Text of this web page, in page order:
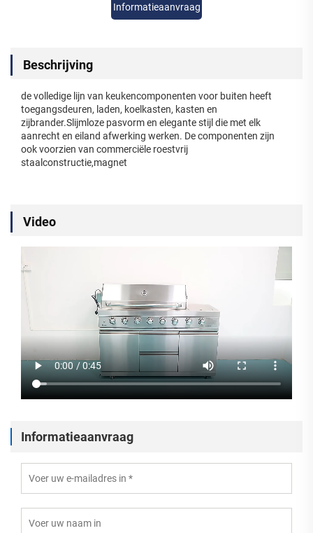
Informatieaanvraag
Beschrijving
de volledige lijn van keukencomponenten voor buiten heeft
toegangsdeuren, laden, koelkasten, kasten en
zijbrander.Slijmloze pasvorm en elegante stijl die met elk
aanrecht en eiland afwerking werken. De componenten zijn
ook voorzien van commerciële roestvrij
staalconstructie,magnet
Video
Informatieaanvraag